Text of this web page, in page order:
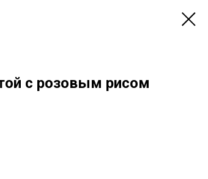
с розовым рисом